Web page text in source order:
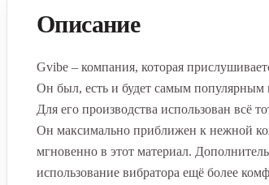
Описание
Gvibe – компания, которая
Он был, есть и будет самым популярным
Для его производства использован всё
Он максимально приближен к нежной
мгновенно в этот материал.
использование вибратора ещё более